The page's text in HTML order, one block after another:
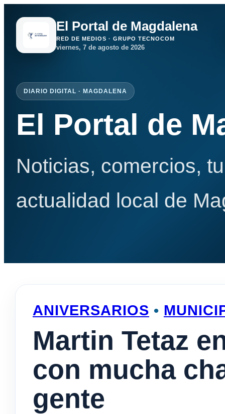
El Portal de Magdalena
RED DE MEDIOS · GRUPO TECNOCOM
viernes, 7 de agosto de 2026
DIARIO DIGITAL · MAGDALENA
El Portal de
Noticias, comercios,
actualidad local de
ANIVERSARIOS •
Martin Tetaz
con mucha
gente